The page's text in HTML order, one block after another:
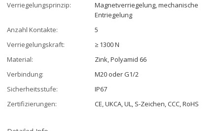
Verriegelungsprinzip:
Magnetverriegelung, mechanische
Entriegelung
Anzahl Kontakte:
5
Verriegelungskraft:
≥ 1300 N
Material:
Zink, Polyamid 66
Verbindung:
M20 oder G1/2
Sicherheitsstufe:
IP67
Zertifizierungen:
CE, UKCA, UL, S-Zeichen, CCC, RoHS